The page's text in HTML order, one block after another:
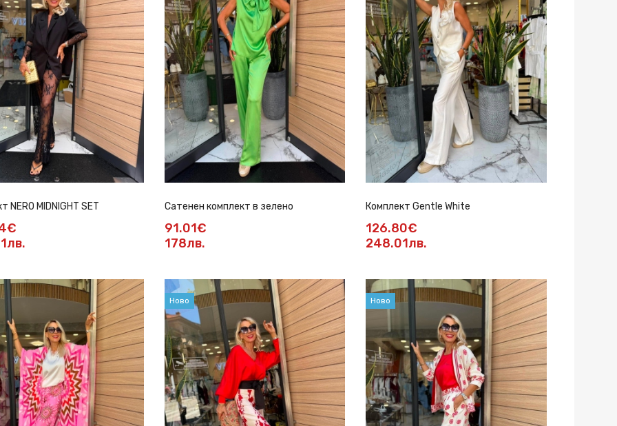
NERO MIDNIGHT SET Сатенен комплект в зелено
91.01€
178лв.
Комплект Gentle White
126.80€
248.01лв.
Ново Ново